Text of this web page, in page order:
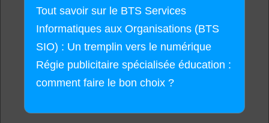
Tout savoir sur le BTS Services
Informatiques aux Organisations (BTS
SIO) : Un tremplin vers le numérique
Régie publicitaire spécialisée éducation :
comment faire le bon choix ?